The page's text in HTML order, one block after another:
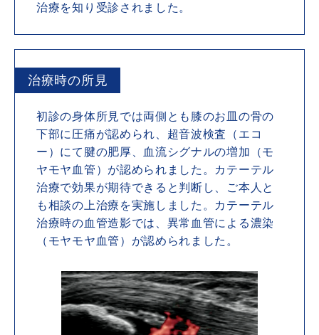
治療を知り受診されました。
治療時の所見
初診の身体所見では両側とも膝のお皿の骨の
下部に圧痛が認められ、超音波検査（エコ
ー）にて腱の肥厚、血流シグナルの増加（モ
ヤモヤ血管）が認められました。カテーテル
治療で効果が期待できると判断し、ご本人と
も相談の上治療を実施しました。カテーテル
治療時の血管造影では、異常血管による濃染
（モヤモヤ血管）が認められました。